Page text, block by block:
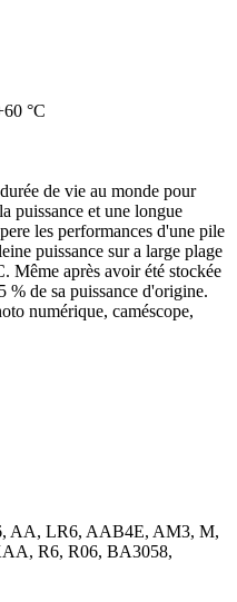
°C
de vie au monde pour
puissance et une longue
les performances d'une pile
puissance sur a large plage
Même après avoir été stockée
% de sa puissance d'origine.
numérique, caméscope,
AA, LR6, AAB4E, AM3, M,
R6, R06, BA3058,